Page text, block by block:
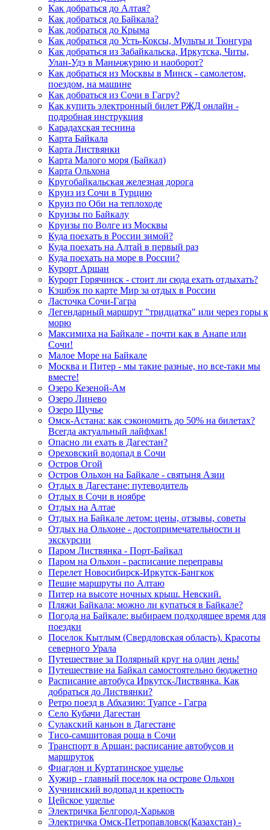
Как добраться до Алтая?
Как добраться до Байкала?
Как добраться до Крыма
Как добраться до Усть-Коксы, Мульты и Тюнгура
Как добраться из Забайкальска, Иркутска, Читы,
Улан-Удэ в Маньчжурию и наоборот?
Как добраться из Москвы в Минск - самолетом,
поездом, на машине
Как добраться из Сочи в Гагру?
Как купить электронный билет РЖД онлайн -
подробная инструкция
Карадахская теснина
Карта Байкала
Карта Листвянки
Карта Малого моря (Байкал)
Карта Ольхона
Кругобайкальская железная дорога
Круиз из Сочи в Турцию
Круиз по Оби на теплоходе
Круизы по Байкалу
Круизы по Волге из Москвы
Куда поехать в России зимой?
Куда поехать на Алтай в первый раз
Куда поехать на море в России?
Курорт Аршан
Курорт Горячинск - стоит ли сюда ехать отдыхать?
Кэшбэк по карте Мир за отдых в России
Ласточка Сочи-Гагра
Легендарный маршрут "тридцатка" или через горы к
морю
Максимиха на Байкале - почти как в Анапе или
Сочи!
Малое Море на Байкале
Москва и Питер - мы такие разные, но все-таки мы
вместе!
Озеро Кезеной-Ам
Озеро Линево
Озеро Щучье
Омск-Астана: как сэкономить до 50% на билетах?
Всегда актуальный лайфхак!
Опасно ли ехать в Дагестан?
Ореховский водопад в Сочи
Остров Огой
Остров Ольхон на Байкале - святыня Азии
Отдых в Дагестане: путеводитель
Отдых в Сочи в ноябре
Отдых на Алтае
Отдых на Байкале летом: цены, отзывы, советы
Отдых на Ольхоне - достопримечательности и
экскурсии
Паром Листвянка - Порт-Байкал
Паром на Ольхон - расписание переправы
Перелет Новосибирск-Иркутск-Бангкок
Пешие маршруты по Алтаю
Питер на высоте ночных крыш. Невский.
Пляжи Байкала: можно ли купаться в Байкале?
Погода на Байкале: выбираем подходящее время для
поездки
Поселок Кытлым (Свердловская область). Красоты
северного Урала
Путешествие за Полярный круг на один день!
Путешествие на Байкал самостоятельно бюджетно
Расписание автобуса Иркутск-Листвянка. Как
добраться до Листвянки?
Ретро поезд в Абхазию: Туапсе - Гагра
Село Кубачи Дагестан
Сулакский каньон в Дагестане
Тисо-самшитовая роща в Сочи
Транспорт в Аршан: расписание автобусов и
маршруток
Фиагдон и Куртатинское ущелье
Хужир - главный поселок на острове Ольхон
Хучнинский водопад и крепость
Цейское ущелье
Электричка Белгород-Харьков
Электричка Омск-Петропавловск(Казахстан) -